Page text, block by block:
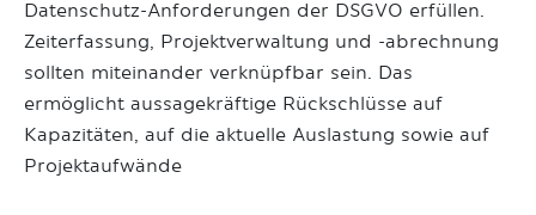
Datenschutz-Anforderungen der DSGVO erfüllen.
Zeiterfassung, Projektverwaltung und -abrechnung
sollten miteinander verknüpfbar sein. Das
ermöglicht aussagekräftige Rückschlüsse auf
Kapazitäten, auf die aktuelle Auslastung sowie auf
Projektaufwände